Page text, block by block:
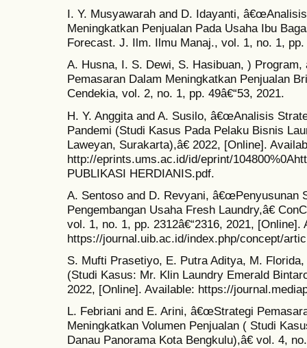
I. Y. Musyawarah and D. Idayanti,
Meningkatkan Penjualan Pada Usaha Ibu
Forecast. J. Ilm. Ilmu Manaj., vol. 1, no. 1, pp.
A. Husna, I. S. Dewi, S. Hasibuan, )
Pemasaran Dalam Meningkatkan Penjualan
Cendekia, vol. 2, no. 1, pp. 49â€“53, 2021.
H. Y. Anggita and A. Susilo, â€œAnalisis
Pandemi (Studi Kasus Pada Pelaku Bisnis
Laweyan, Surakarta),â€ 2022, [Online].
http://eprints.ums.ac.id/id/eprint/
PUBLIKASI HERDIANIS.pdf.
A. Sentoso and D. Revyani, â€œPenyusunan
Pengembangan Usaha Fresh Laundry,â€
vol. 1, no. 1, pp. 2312â€“2316, 2021, [Online].
https://journal.uib.ac.id/index.php/concept/
S. Mufti Prasetiyo, E. Putra Aditya, M.
(Studi Kasus: Mr. Klin Laundry Emerald
2022, [Online]. Available: https://
L. Febriani and E. Arini, â€œStrategi
Meningkatkan Volumen Penjualan ( Studi
Danau Panorama Kota Bengkulu),â€ vol. 4,